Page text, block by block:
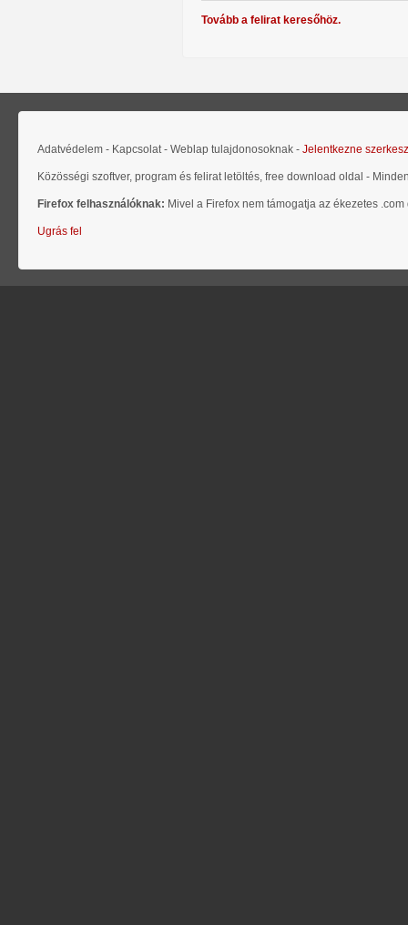
Tovább a felirat keresőhöz.
Adatvédelem - Kapcsolat - Weblap tulajdonosoknak - Jelentkezne
Közösségi szoftver, program és felirat letöltés, free download oldal -
Firefox felhasználóknak: Mivel a Firefox nem támogatja az ékezetes
Ugrás fel